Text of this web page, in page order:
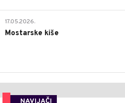
17.05.2026.
Mostarske kiše